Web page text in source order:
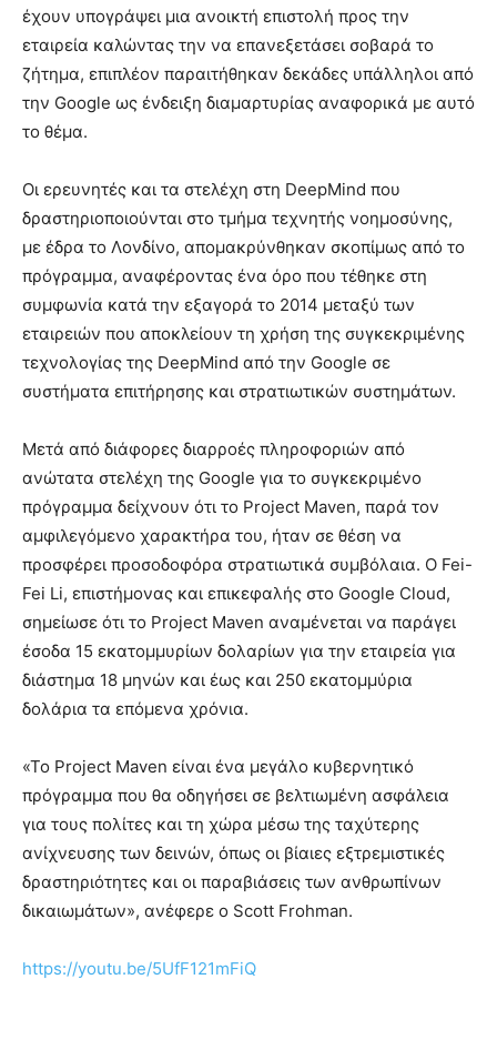
έχουν υπογράψει μια ανοικτή επιστολή προς την
εταιρεία καλώντας την να επανεξετάσει σοβαρά το
ζήτημα, επιπλέον παραιτήθηκαν δεκάδες υπάλληλοι από
την Google ως ένδειξη διαμαρτυρίας αναφορικά με αυτό
το θέμα.
Οι ερευνητές και τα στελέχη στη DeepMind που
δραστηριοποιούνται στο τμήμα τεχνητής νοημοσύνης,
με έδρα το Λονδίνο, απομακρύνθηκαν σκοπίμως από το
πρόγραμμα, αναφέροντας ένα όρο που τέθηκε στη
συμφωνία κατά την εξαγορά το 2014 μεταξύ των
εταιρειών που αποκλείουν τη χρήση της συγκεκριμένης
τεχνολογίας της DeepMind από την Google σε
συστήματα επιτήρησης και στρατιωτικών συστημάτων.
Μετά από διάφορες διαρροές πληροφοριών από
ανώτατα στελέχη της Google για το συγκεκριμένο
πρόγραμμα δείχνουν ότι το Project Maven, παρά τον
αμφιλεγόμενο χαρακτήρα του, ήταν σε θέση να
προσφέρει προσοδοφόρα στρατιωτικά συμβόλαια. Ο Fei-
Fei Li, επιστήμονας και επικεφαλής στο Google Cloud,
σημείωσε ότι το Project Maven αναμένεται να παράγει
έσοδα 15 εκατομμυρίων δολαρίων για την εταιρεία για
διάστημα 18 μηνών και έως και 250 εκατομμύρια
δολάρια τα επόμενα χρόνια.
«Το Project Maven είναι ένα μεγάλο κυβερνητικό
πρόγραμμα που θα οδηγήσει σε βελτιωμένη ασφάλεια
για τους πολίτες και τη χώρα μέσω της ταχύτερης
ανίχνευσης των δεινών, όπως οι βίαιες εξτρεμιστικές
δραστηριότητες και οι παραβιάσεις των ανθρωπίνων
δικαιωμάτων», ανέφερε ο Scott Frohman.
https://youtu.be/5UfF121mFiQ